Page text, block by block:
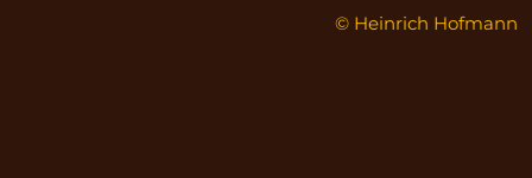
© Heinrich Hofmann